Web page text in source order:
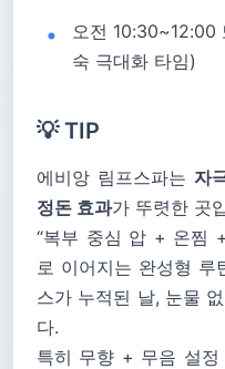
오전 10:30~12:00
숙 극대화 타임)
💡 TIP
에비앙 림프스파는자
정돈 효과가 뚜렷한 곳
“복부 중심 압 + 온찜
로 이어지는 완성형 루
스가 누적된 날, 눈물
다.
특히 무향 + 무음 설정